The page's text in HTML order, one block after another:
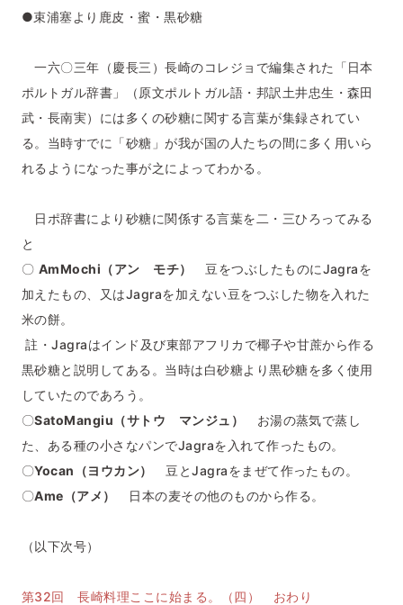
●束浦塞より鹿皮・蜜・黒砂糖
一六〇三年（慶長三）長崎のコレジョで編集された「日本
ポルトガル辞書」（原文ポルトガル語・邦訳土井忠生・森田
武・長南実）には多くの砂糖に関する言葉が集録されてい
る。当時すでに「砂糖」が我が国の人たちの間に多く用いら
れるようになった事が之によってわかる。
日ポ辞書により砂糖に関係する言葉を二・三ひろってみる
と
〇 AmMochi（アン モチ）
豆をつぶしたものにJagraを
加えたもの、又はJagraを加えない豆をつぶした物を入れた
米の餅。
註・Jagraはインド及び東部アフリカで椰子や甘蔗から作る
黒砂糖と説明してある。当時は白砂糖より黒砂糖を多く使用
していたのであろう。
〇SatoMangiu（サトウ マンジュ）
お湯の蒸気で蒸し
た、ある種の小さなパンでJagraを入れて作ったもの。
〇Yocan（ヨウカン）
豆とJagraをまぜて作ったもの。
〇Ame（アメ） 日本の麦その他のものから作る。
（以下次号）
第32回 長崎料理ここに始まる。（四） おわり